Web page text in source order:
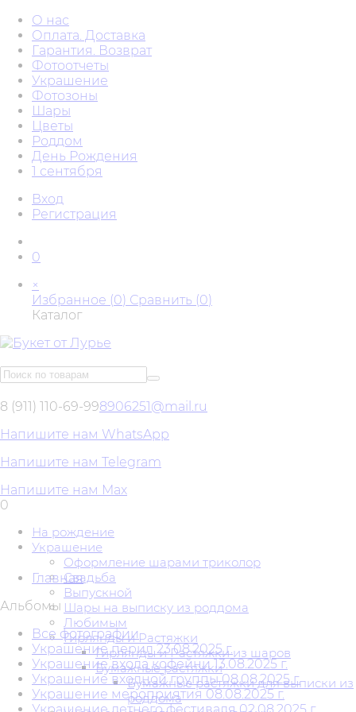
О нас
Оплата. Доставка
Гарантия. Возврат
Фотоотчеты
Украшение
Фотозоны
Шары
Цветы
Роддом
День Рождения
1 сентября
Вход
Регистрация
0
×
Избранное (0) Сравнить (0)
Каталог
8 (911) 110-69-998906251@mail.ru
Напишите нам WhatsApp
Напишите нам Telegram
Напишите нам Max
0
На рождение
Украшение
Оформление шарами триколор
Свадьба
Выпускной
Шары на выписку из роддома
Любимым
Гирлянды и Растяжки
Гирлянды и Растяжки из шаров
Бумажные растяжки
Бумажные растяжки для выписки из
роддома
Главная
Альбомы
Все фотографии
Украшение перил 23.08.2025 г.
Украшение входа кофейни 13.08.2025 г.
Украшение входной группы 08.08.2025 г.
Украшение мероприятия 08.08.2025 г.